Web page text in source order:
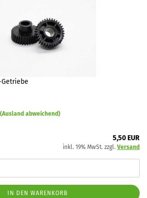
(Ausland abweichend)
5,50 EUR
inkl. 19% MwSt. zzgl. Versand
IN DEN WARENKORB